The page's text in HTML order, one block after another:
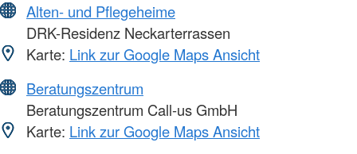
Alten- und Pflegeheime
DRK-Residenz Neckarterrassen
Karte: Link zur Google Maps Ansicht
Beratungszentrum
Beratungszentrum Call-us GmbH
Karte: Link zur Google Maps Ansicht